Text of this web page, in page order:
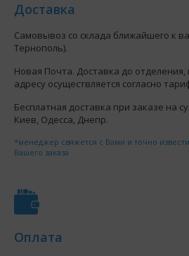
Доставка
Самовывоз со склада ближайшего к
Тернополь).
Новая Почта. Доставка до
адресу осуществляется согласно
Бесплатная доставка при заказе на
Киев, Одесса, Днепр.
*менеджер свяжется с Вами и точно
Вашего заказа
Оплата